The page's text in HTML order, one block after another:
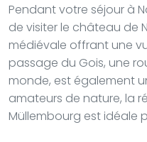
Pendant votre séjour à
de visiter le château de
médiévale offrant une
passage du Gois, une
monde, est également
amateurs de nature, la
Müllembourg est idéale